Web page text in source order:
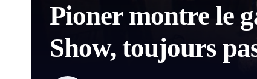
Pioner montre le
Show, toujours